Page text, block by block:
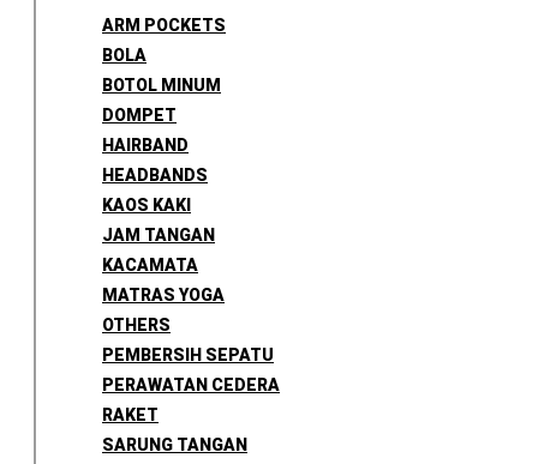
ARM POCKETS
BOLA
BOTOL MINUM
DOMPET
HAIRBAND
HEADBANDS
KAOS KAKI
JAM TANGAN
KACAMATA
MATRAS YOGA
OTHERS
PEMBERSIH SEPATU
PERAWATAN CEDERA
RAKET
SARUNG TANGAN